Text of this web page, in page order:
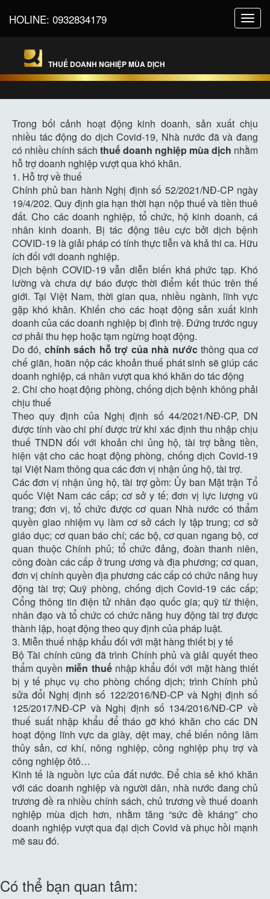
HOLINE: 0932834179
THUẾ DOANH NGHIỆP MÙA DỊCH
Trong bối cảnh hoạt động kinh doanh, sản xuất chịu
nhiều tác động do dịch Covid-19, Nhà nước đã và đang
có nhiều chính sách thuế doanh nghiệp mùa dịch nhằm
hỗ trợ doanh nghiệp vượt qua khó khăn.
1. Hỗ trợ về thuế
Chính phủ ban hành Nghị định số 52/2021/NĐ-CP ngày
19/4/202. Quy định gia hạn thời hạn nộp thuế và tiền thuê
đất. Cho các doanh nghiệp, tổ chức, hộ kinh doanh, cá
nhân kinh doanh. Bị tác động tiêu cực bởi dịch bệnh
COVID-19 là giải pháp có tính thực tiễn và khả thi ca. Hữu
ích đối với doanh nghiệp.
Dịch bệnh COVID-19 vẫn diễn biến khá phức tạp. Khó
lường và chưa dự báo được thời điểm kết thúc trên thế
giới. Tại Việt Nam, thời gian qua, nhiều ngành, lĩnh vực
gặp khó khăn. Khiến cho các hoạt động sản xuất kinh
doanh của các doanh nghiệp bị đình trệ. Đứng trước nguy
cơ phải thu hẹp hoặc tạm ngừng hoạt động.
Do đó, chính sách hỗ trợ của nhà nướcthông qua cơ
chế giãn, hoãn nộp các khoản thuế phát sinh sẽ giúp các
doanh nghiệp, cá nhân vượt qua khó khăn do tác động
2. Chi cho hoạt động phòng, chống dịch bệnh không phải
chịu thuế
Theo quy định của Nghị định số 44/2021/NĐ-CP, DN
được tính vào chi phí được trừ khi xác định thu nhập chịu
thuế TNDN đối với khoản chi ủng hộ, tài trợ bằng tiền,
hiện vật cho các hoạt động phòng, chống dịch Covid-19
tại Việt Nam thông qua các đơn vị nhận ủng hộ, tài trợ.
Các đơn vị nhận ủng hộ, tài trợ gồm: Ủy ban Mặt trận Tổ
quốc Việt Nam các cấp; cơ sở y tế; đơn vị lực lượng vũ
trang; đơn vị, tổ chức được cơ quan Nhà nước có thẩm
quyền giao nhiệm vụ làm cơ sở cách ly tập trung; cơ sở
giáo dục; cơ quan báo chí; các bộ, cơ quan ngang bộ, cơ
quan thuộc Chính phủ; tổ chức đảng, đoàn thanh niên,
công đoàn các cấp ở trung ương và địa phương; cơ quan,
đơn vị chính quyền địa phương các cấp có chức năng huy
động tài trợ; Quỹ phòng, chống dịch Covid-19 các cấp;
Cổng thông tin điện tử nhân đạo quốc gia; quỹ từ thiện,
nhân đạo và tổ chức có chức năng huy động tài trợ được
thành lập, hoạt động theo quy định của pháp luật.
3. Miễn thuế nhập khẩu đối với mặt hàng thiết bị y tế
Bộ Tài chính cũng đã trình Chính phủ và giải quyết theo
thẩm quyền miễn thuếnhập khẩu đối với mặt hàng thiết
bị y tế phục vụ cho phòng chống dịch; trình Chính phủ
sửa đổi Nghị định số 122/2016/NĐ-CP và Nghị định số
125/2017/NĐ-CP và Nghị định số 134/2016/NĐ-CP về
thuế suất nhập khẩu để tháo gỡ khó khăn cho các DN
hoạt động lĩnh vực da giày, dệt may, chế biến nông lâm
thủy sản, cơ khí, nông nghiệp, công nghiệp phụ trợ và
công nghiệp ôtô…
Kinh tế là nguồn lực của đất nước. Để chia sẻ khó khăn
với các doanh nghiệp và người dân, nhà nước đang chủ
trương đề ra nhiều chính sách, chủ trương về thuế doanh
nghiệp mùa dịch hơn, nhằm tăng “sức đề kháng” cho
doanh nghiệp vượt qua đại dịch Covid và phục hồi mạnh
mẽ sau đó.
Có thể bạn quan tâm: